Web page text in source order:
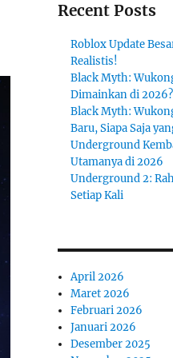
Recent Posts
Roblox Update
Realistis!
Black Myth:
Dimainkan di
Black Myth:
Baru, Siapa Saja
Underground
Utamanya di 2026
Underground 2:
Setiap Kali
April 2026
Maret 2026
Februari 2026
Januari 2026
Desember 2025